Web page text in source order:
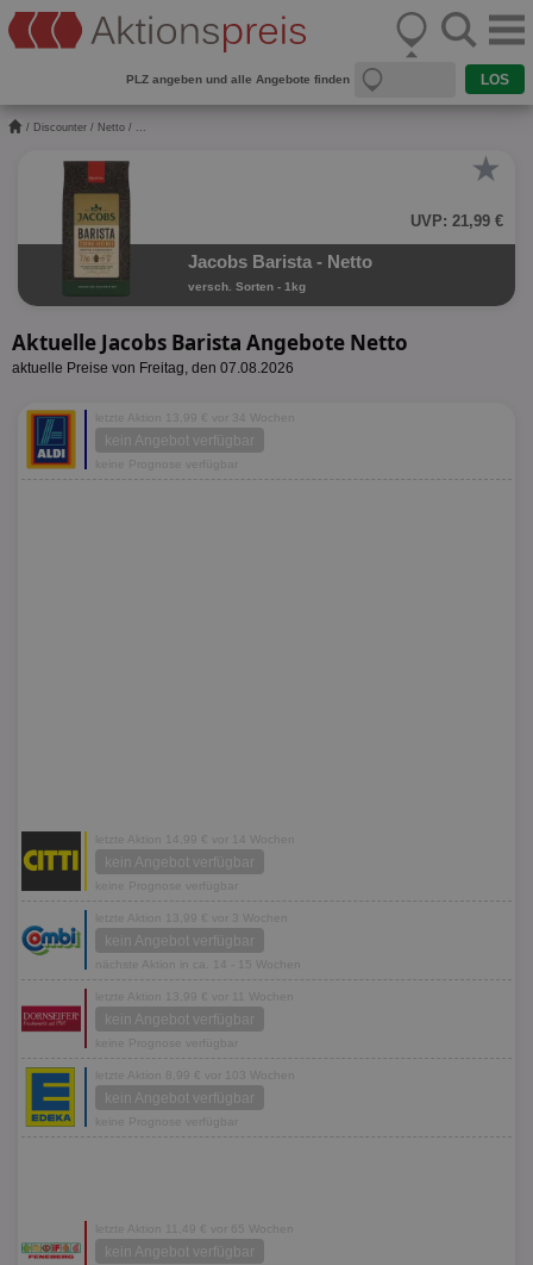
PLZ angeben und alle Angebote finden
/ Discounter / Netto / ...
★
UVP: 21,99 €
Jacobs Barista - Netto
versch. Sorten - 1kg
Aktuelle Jacobs Barista Angebote Netto
aktuelle Preise von Freitag, den 07.08.2026
letzte Aktion 13,99 € vor 34 Wochen
kein Angebot verfügbar
keine Prognose verfügbar
letzte Aktion 14,99 € vor 14 Wochen
kein Angebot verfügbar
keine Prognose verfügbar
letzte Aktion 13,99 € vor 3 Wochen
kein Angebot verfügbar
nächste Aktion in ca. 14 - 15 Wochen
letzte Aktion 13,99 € vor 11 Wochen
kein Angebot verfügbar
keine Prognose verfügbar
letzte Aktion 8,99 € vor 103 Wochen
kein Angebot verfügbar
keine Prognose verfügbar
letzte Aktion 11,49 € vor 65 Wochen
kein Angebot verfügbar